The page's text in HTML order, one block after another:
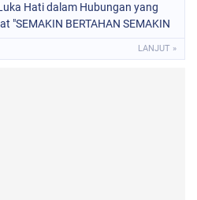
Hati dalam Hubungan yang
"SEMAKIN BERTAHAN SEMAKIN
LANJUT »